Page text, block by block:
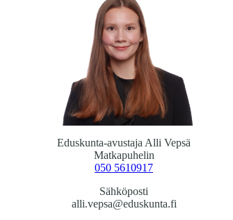
Eduskunta-avustaja Alli Vepsä
Matkapuhelin
050 5610917
Sähköposti
alli.vepsa@eduskunta.fi